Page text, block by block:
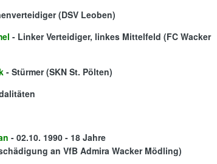
(DSV Leoben)
- Linker Verteidiger, linkes Mittelfeld (FC Wacker
- Stürmer (SKN St. Pölten)
- 02.10. 1990 - 18 Jahre
an VfB Admira Wacker Mödling)